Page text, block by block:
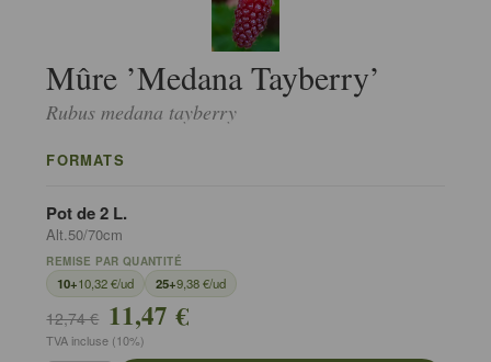
Mûre ’Medana Tayberry’
Rubus medana tayberry
FORMATS
Pot de 2 L.
Alt.50/70cm
REMISE PAR QUANTITÉ
10+10,32 €/ud 25+9,38 €/ud
12,74 € 11,47 €
TVA incluse (10%)